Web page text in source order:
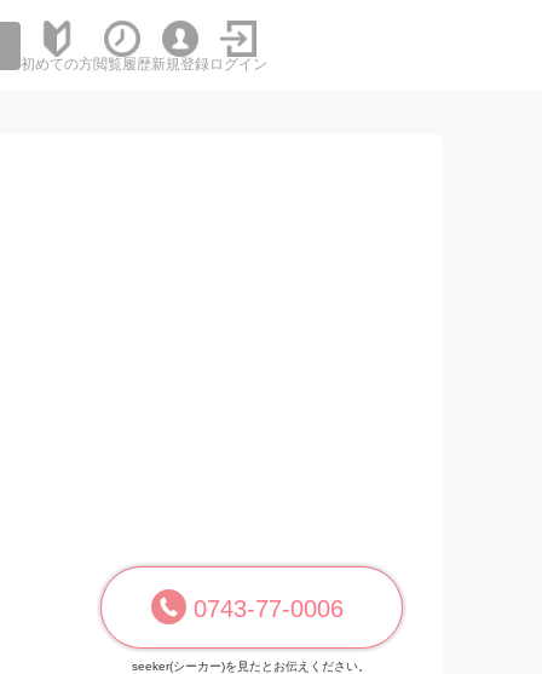
初めての方閲覧履歴新規登録 ログイン
0743-77-0006
seeker(シーカー)を見たとお伝えください。